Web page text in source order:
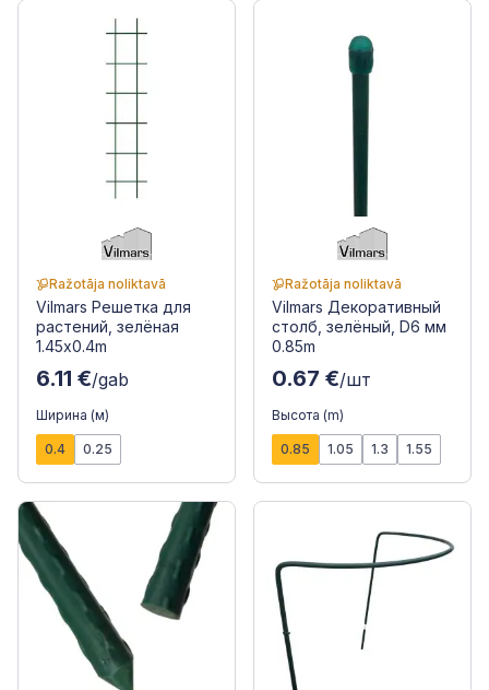
Ražotāja noliktavā
Vilmars Решетка для
растений, зелёная
1.45x0.4m
6.11 €/gab
Ширина (м)
0.4 0.25
Ražotāja noliktavā
Vilmars Декоративный
столб, зелёный, D6 мм
0.85m
0.67 €/шт
Высота (m)
0.85 1.05 1.3 1.55